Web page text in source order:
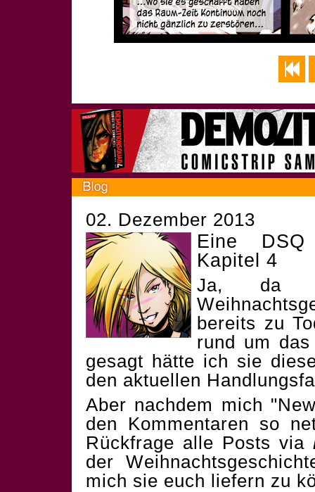
02. Dezember 2013
Eine DSQ
Kapitel 4
Ja, da
bereits zu
rund um
gesagt hätte ich sie
den aktuellen
Aber nachdem mich
den Kommentaren so
Rückfrage alle Posts via
der
mich sie euch liefern zu